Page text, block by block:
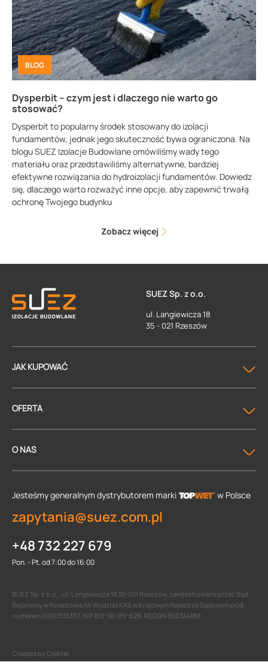
BLOG
Dysperbit – czym jest i dlaczego nie warto go
stosować?
Dysperbit to popularny środek stosowany do izolacji
fundamentów, jednak jego skuteczność bywa ograniczona. Na
blogu SUEZ Izolacje Budowlane omówiliśmy wady tego
materiału oraz przedstawiliśmy alternatywne, bardziej
efektywne rozwiązania do hydroizolacji fundamentów. Dowiedz
się, dlaczego warto rozważyć inne opcje, aby zapewnić trwałą
ochronę Twojego budynku
Zobacz więcej
SUEZ Sp. z o.o.
ul. Langiewicza 18
35 - 021 Rzeszów
JAK KUPOWAĆ
OFERTA
O NAS
Jesteśmy generalnym dystrybutorem marki w Polsce
zapytania@suez.com.pl
+48 732 227 679
Pon. - Pt. od 7:00 do 16:00
SUEZ Sp. z o.o. , ul. Langiewicza 18 35-021 Rzeszów, zarejestrowana przez Sąd
Rejonowy w Rzeszowie XII Wydział KRS w Krajowym Rejestrze Sądowym pod
numerem 0000535357, NIP 813-36-99-629, REGON 360344189.
Created by Crehler